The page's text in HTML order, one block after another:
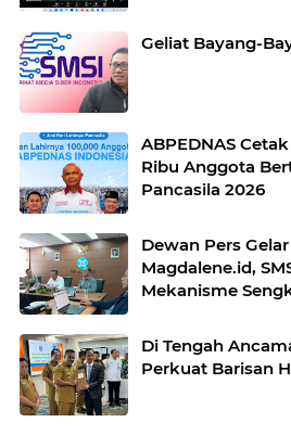
Geliat Bayang-
ABPEDNAS
Ribu Anggota
Pancasila 2026
Dewan Pers
Magdalene.id,
Mekanisme
Di Tengah
Perkuat Barisan